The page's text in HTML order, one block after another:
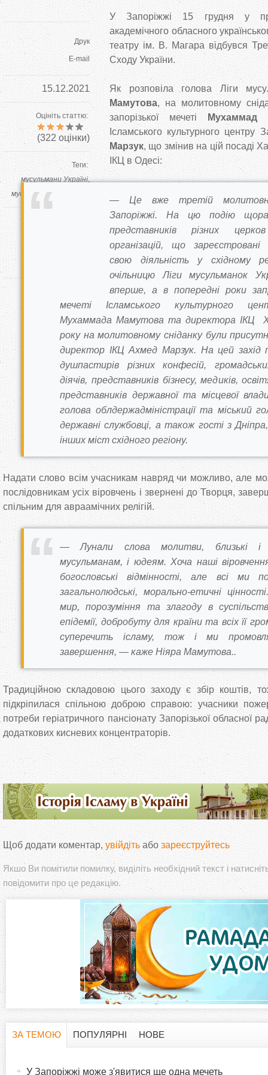
Друк
E-mail
15.12.2021
Оцініть статтю:
(322 оцінки)
Теги:
мусульмани Україні
мусульмани Запоріжжя
У Запоріжжі 15 грудня у
академічного обласного
театру ім. В. Магара відбувся
Сходу України.
Як розповіла голова Ліги
Мамутова, на молитовному
запорізької мечеті
Мухаммад
Ісламського культурного центру
Марзук, що змінив на цій посаді
ІКЦ в Одесі:
— Це вже третій
Запоріжжі. На цю подію
представників різних
організацій, що
свою діяльність у східному
очільницю Ліги мусульманок
вперше, а в попередні роки
мечеті Ісламського культурного
Мухаммада Мамутова та директора ІКЦ
року на молитовному сніданку були
директор ІКЦ Ахмед Марзук. На цей захід
душпастирів різних конфесій,
діячів, представників бізнесу, медиків,
представників державної та місцевої
голова облдержадміністрації та міський
державні службовці, а також гості з
інших міст східного регіону.
Надати слово всім учасникам навряд чи можливо, але
послідовникам усіх віровчень і звернені до Творця,
спільним для авраамічних релігій.
— Лунали слова молитви, близькі і
мусульманам, і юдеям. Хоча наші
богословські відмінності, але всі ми
загальнолюдські, морально-етичні
мир, порозуміння та злагоду в
епідемії, добробуту для країни та всіх її
суперечить ісламу, тож і ми
завершення, — каже Ніяра Мамутова..
Традиційною складовою цього заходу є збір коштів,
підкріпилася спільною доброю справою: учасники
потреби геріатричного пансіонату Запорізької обласної
додаткових кисневих концентраторів.
Щоб додати коментар, увійдіть або зареєструйтесь
Якшо Ви помітили помилку, виділіть необхідний текст і
повідомити про це редакцію.
ЗА ТЕМОЮ
ПОПУЛЯРНІ НОВЕ
У Запоріжжі може з'явитися ще одна мечеть